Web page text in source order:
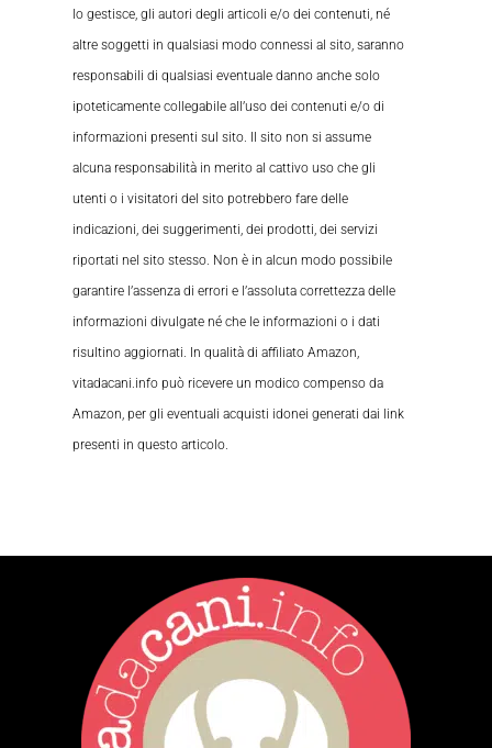
lo gestisce, gli autori degli articoli e/o dei contenuti, né
altre soggetti in qualsiasi modo connessi al sito, saranno
responsabili di qualsiasi eventuale danno anche solo
ipoteticamente collegabile all’uso dei contenuti e/o di
informazioni presenti sul sito. Il sito non si assume
alcuna responsabilità in merito al cattivo uso che gli
utenti o i visitatori del sito potrebbero fare delle
indicazioni, dei suggerimenti, dei prodotti, dei servizi
riportati nel sito stesso. Non è in alcun modo possibile
garantire l’assenza di errori e l’assoluta correttezza delle
informazioni divulgate né che le informazioni o i dati
risultino aggiornati. In qualità di affiliato Amazon,
vitadacani.info può ricevere un modico compenso da
Amazon, per gli eventuali acquisti idonei generati dai link
presenti in questo articolo.